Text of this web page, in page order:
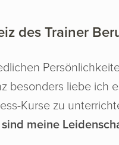
des Trainer
besonders liebe ich
Kurse zu
meine